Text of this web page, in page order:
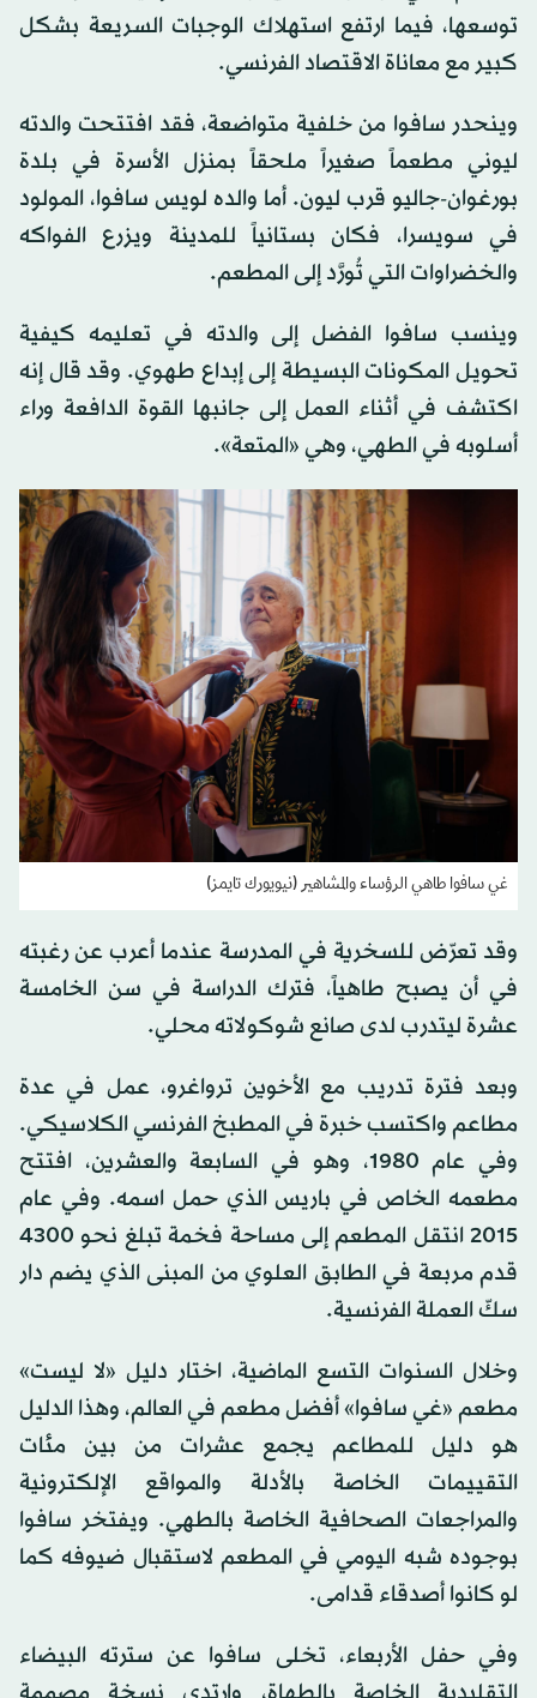
توسعها، فيما ارتفع استهلاك الوجبات السريعة بشكل
كبير مع معاناة الاقتصاد الفرنسي.
وينحدر سافوا من خلفية متواضعة، فقد افتتحت والدته
ليوني مطعماً صغيراً ملحقاً بمنزل الأسرة في بلدة
بورغوان-جاليو قرب ليون. أما والده لويس سافوا، المولود
في سويسرا، فكان بستانياً للمدينة ويزرع الفواكه
والخضراوات التي تُورَّد إلى المطعم.
وينسب سافوا الفضل إلى والدته في تعليمه كيفية
تحويل المكونات البسيطة إلى إبداع طهوي. وقد قال إنه
اكتشف في أثناء العمل إلى جانبها القوة الدافعة وراء
أسلوبه في الطهي، وهي «المتعة».
غي سافوا طاهي الرؤساء والمشاهير (نيويورك تايمز)
وقد تعرّض للسخرية في المدرسة عندما أعرب عن رغبته
في أن يصبح طاهياً، فترك الدراسة في سن الخامسة
عشرة ليتدرب لدى صانع شوكولاته محلي.
وبعد فترة تدريب مع الأخوين ترواغرو، عمل في عدة
مطاعم واكتسب خبرة في المطبخ الفرنسي الكلاسيكي.
وفي عام 1980، وهو في السابعة والعشرين، افتتح
مطعمه الخاص في باريس الذي حمل اسمه. وفي عام
2015 انتقل المطعم إلى مساحة فخمة تبلغ نحو 4300
قدم مربعة في الطابق العلوي من المبنى الذي يضم دار
سكّ العملة الفرنسية.
وخلال السنوات التسع الماضية، اختار دليل «لا ليست»
مطعم «غي سافوا» أفضل مطعم في العالم، وهذا الدليل
هو دليل للمطاعم يجمع عشرات من بين مئات
التقييمات الخاصة بالأدلة والمواقع الإلكترونية
والمراجعات الصحافية الخاصة بالطهي. ويفتخر سافوا
بوجوده شبه اليومي في المطعم لاستقبال ضيوفه كما
لو كانوا أصدقاء قدامى.
وفي حفل الأربعاء، تخلى سافوا عن سترته البيضاء